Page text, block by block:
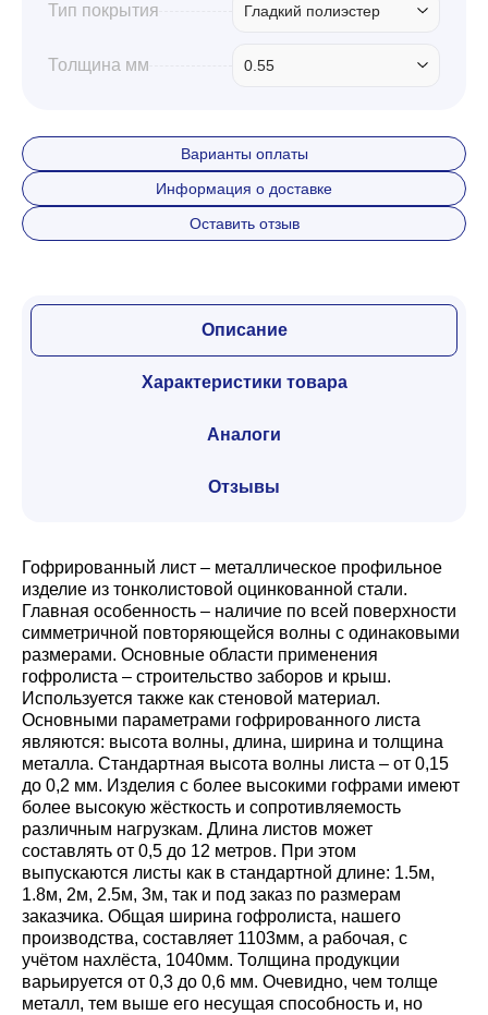
Тип покрытия Гладкий полиэстер
Толщина мм 0.55
Варианты оплаты
Информация о доставке
Оставить отзыв
Описание
Характеристики товара
Аналоги
Отзывы
Гофрированный лист – металлическое профильное
изделие из тонколистовой оцинкованной стали.
Главная особенность – наличие по всей поверхности
симметричной повторяющейся волны с одинаковыми
размерами. Основные области применения
гофролиста – строительство заборов и крыш.
Используется также как стеновой материал.
Основными параметрами гофрированного листа
являются: высота волны, длина, ширина и толщина
металла. Стандартная высота волны листа – от 0,15
до 0,2 мм. Изделия с более высокими гофрами имеют
более высокую жёсткость и сопротивляемость
различным нагрузкам. Длина листов может
составлять от 0,5 до 12 метров. При этом
выпускаются листы как в стандартной длине: 1.5м,
1.8м, 2м, 2.5м, 3м, так и под заказ по размерам
заказчика. Общая ширина гофролиста, нашего
производства, составляет 1103мм, а рабочая, с
учётом нахлёста, 1040мм. Толщина продукции
варьируется от 0,3 до 0,6 мм. Очевидно, чем толще
металл, тем выше его несущая способность и, но